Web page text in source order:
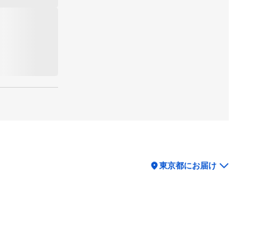
location_on東京都にお届け